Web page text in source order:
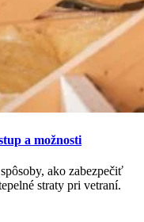
a možnosti
ako zabezpečiť
straty pri vetraní.